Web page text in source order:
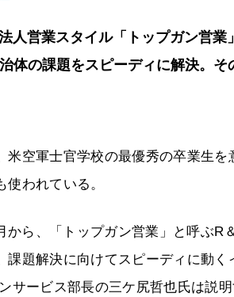
人営業スタイル「トップガン営
体の課題をスピーディに解決。
米空軍士官学校の最優秀の卒業生
使われている。
から、「トップガン営業」と呼ぶ
課題解決に向けてスピーディに動
サービス部長の三ケ尻哲也氏は説明